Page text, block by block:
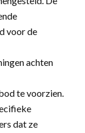
voor de
achten
te voorzien.
dat ze